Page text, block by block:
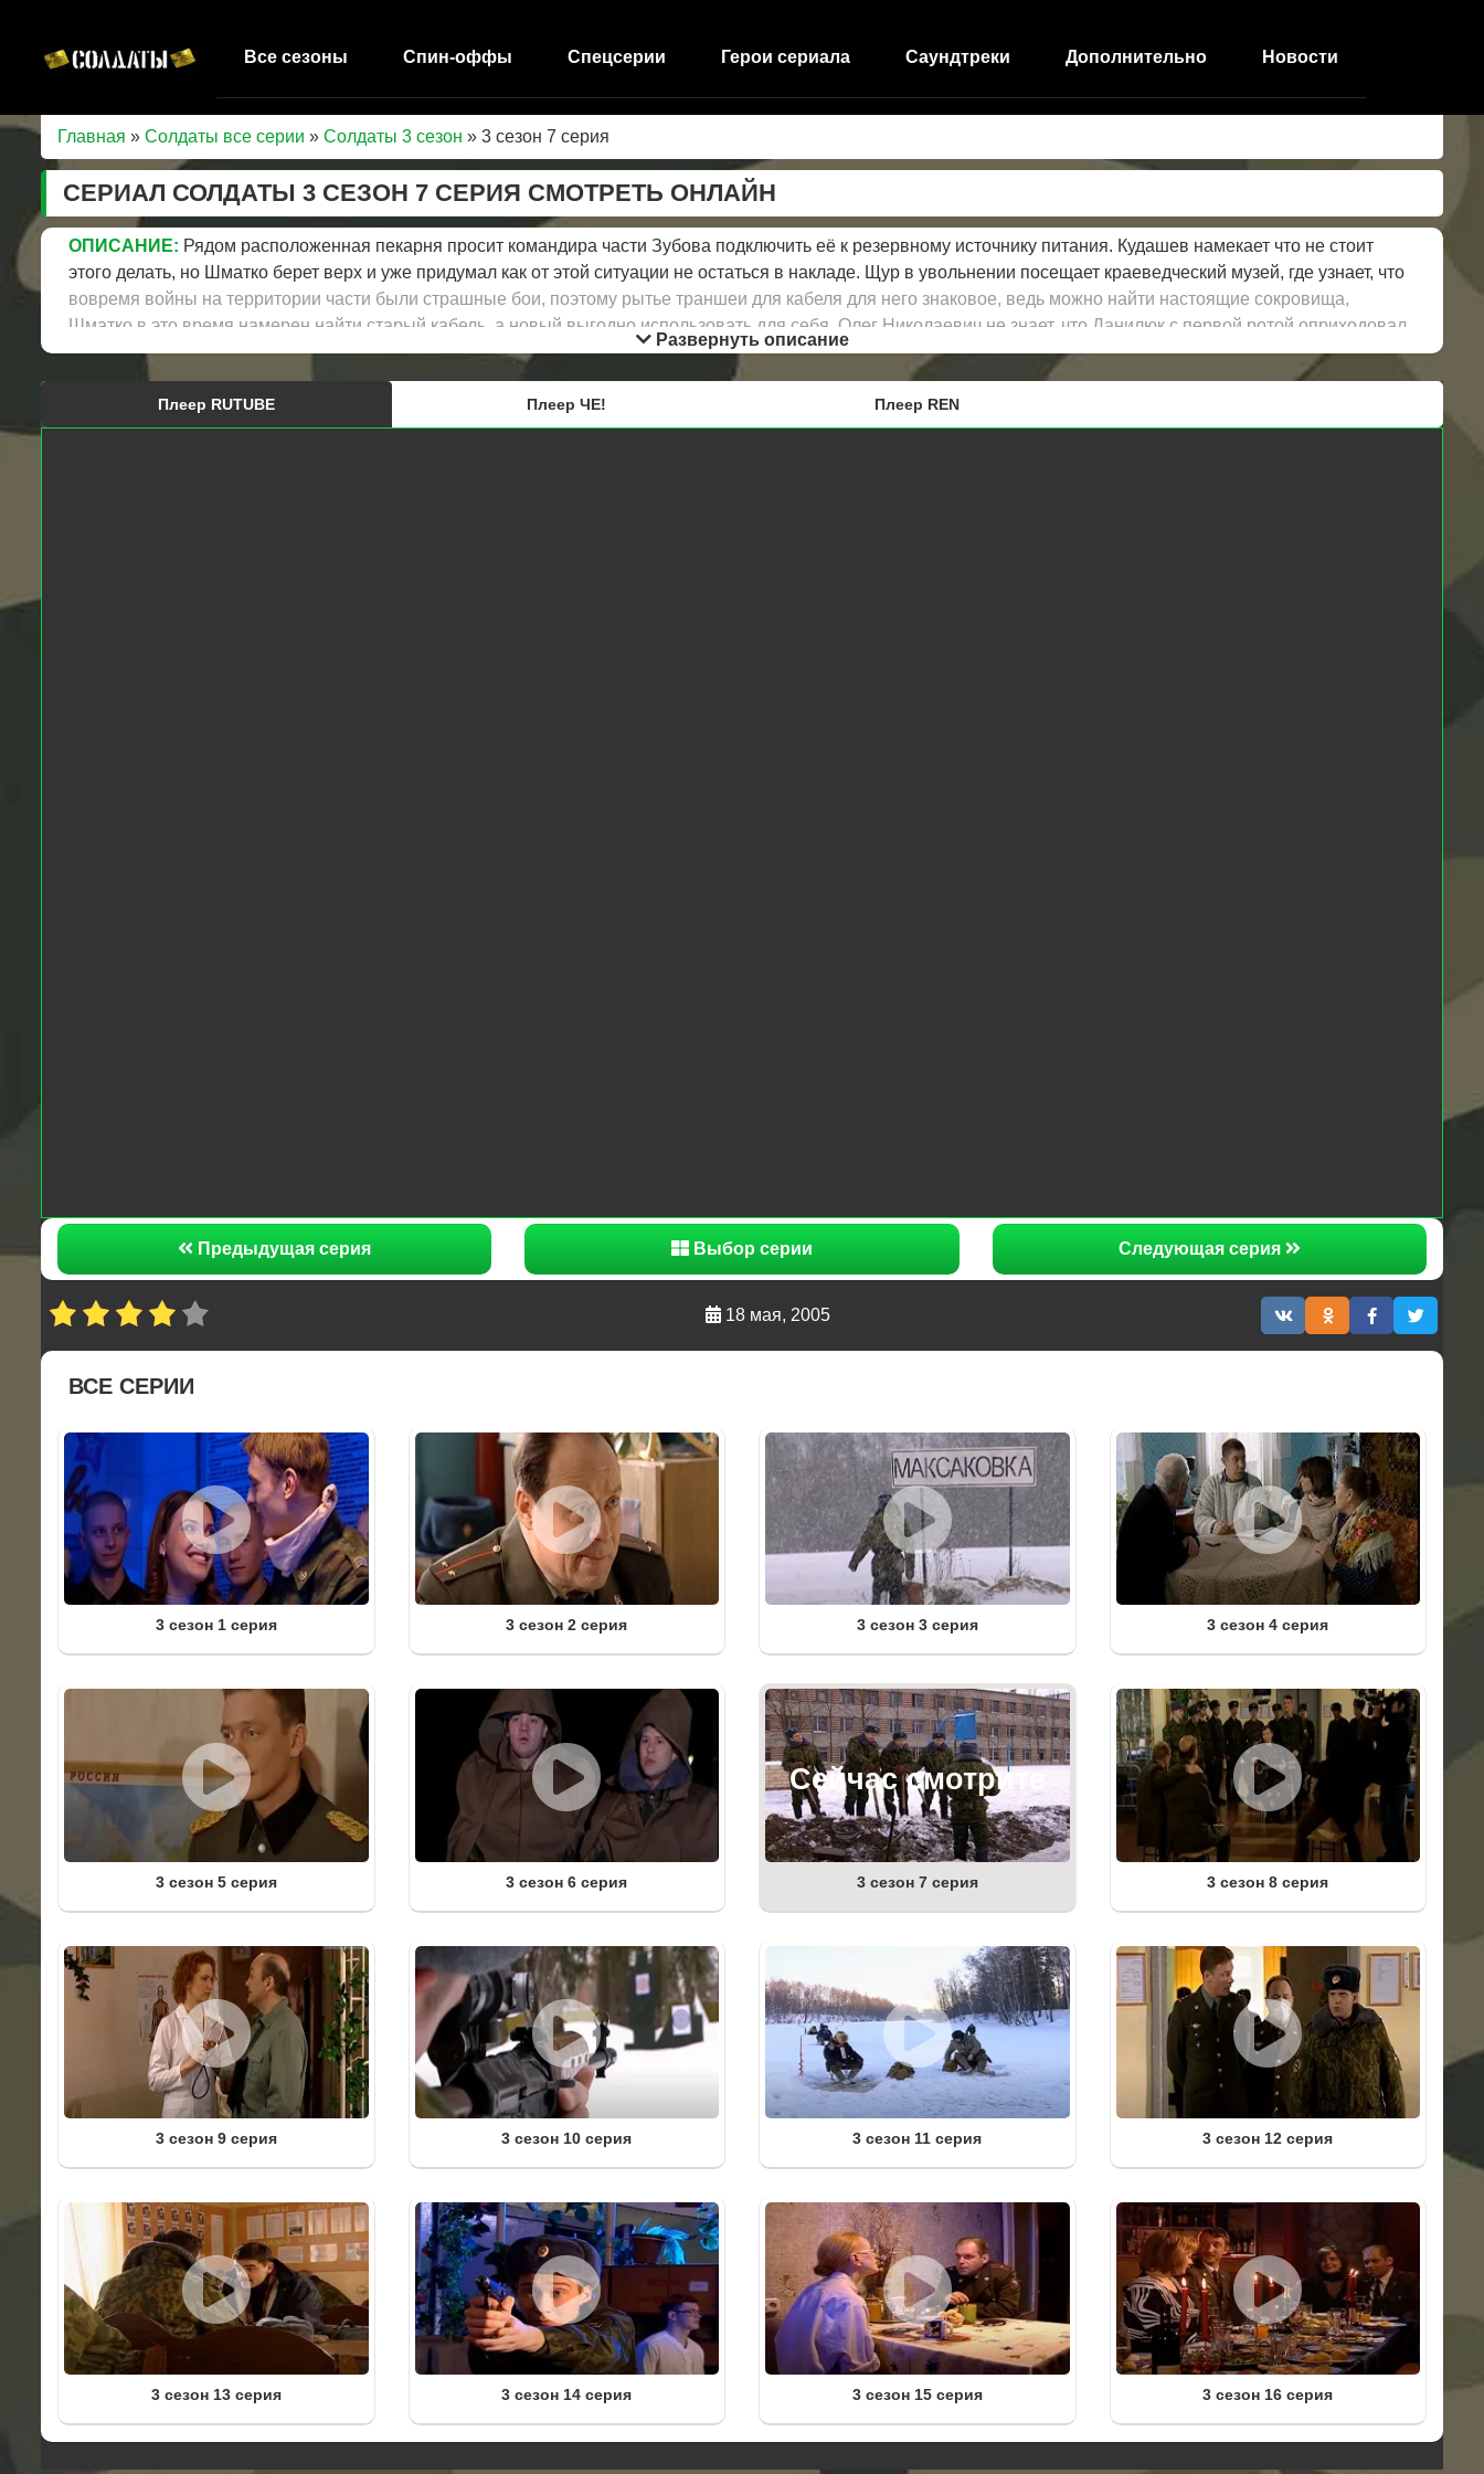
Все сезоны Спин-оффы Спецсерии Герои сериала Саундтреки Дополнительно Новости
Главная » Солдаты все серии » Солдаты 3 сезон » 3 сезон 7 серия
СЕРИАЛ СОЛДАТЫ 3 СЕЗОН 7 СЕРИЯ СМОТРЕТЬ ОНЛАЙН
ОПИСАНИЕ: Рядом расположенная пекарня просит командира части Зубова подключить её к резервному источнику питания. Кудашев намекает что не стоит
этого делать, но Шматко берет верх и уже придумал как от этой ситуации не остаться в накладе. Щур в увольнении посещает краеведческий музей, где узнает, что
вовремя войны на территории части были страшные бои, поэтому рытье траншеи для кабеля для него знаковое, ведь можно найти настоящие сокровища,
Шматко в это время намерен найти старый кабель, а новый выгодно использовать для себя, Олег Николаевич не знает, что Данилюк с первой ротой оприходовал
этот кабель еще летом.
Развернуть описание
Плеер RUTUBE Плеер ЧЕ! Плеер REN
Предыдущая серия Выбор серии Следующая серия
18 мая, 2005
ВСЕ СЕРИИ
3 сезон 1 серия 3 сезон 2 серия 3 сезон 3 серия 3 сезон 4 серия
3 сезон 5 серия 3 сезон 6 серия 3 сезон 7 серия 3 сезон 8 серия
3 сезон 9 серия 3 сезон 10 серия 3 сезон 11 серия 3 сезон 12 серия
3 сезон 13 серия 3 сезон 14 серия 3 сезон 15 серия 3 сезон 16 серия